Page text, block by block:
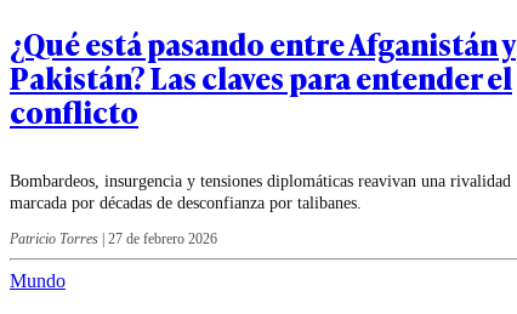
¿Qué está pasando entre Afganistán y
Pakistán? Las claves para entender el
conflicto
Bombardeos, insurgencia y tensiones diplomáticas reavivan una rivalidad
marcada por décadas de desconfianza por talibanes.
Patricio Torres 27 de febrero 2026
Mundo